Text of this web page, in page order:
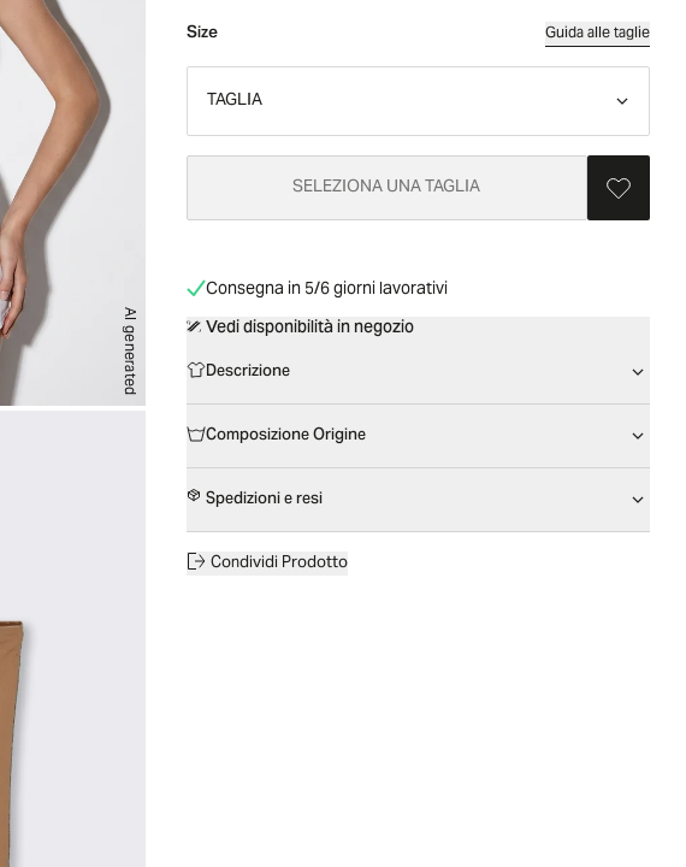
AI generated
Size Guida alle taglie
TAGLIA
SELEZIONA UNA TAGLIA
Consegna in 5/6 giorni lavorativi
Vedi disponibilità in negozio
Descrizione
Composizione Origine
Spedizioni e resi
Condividi Prodotto